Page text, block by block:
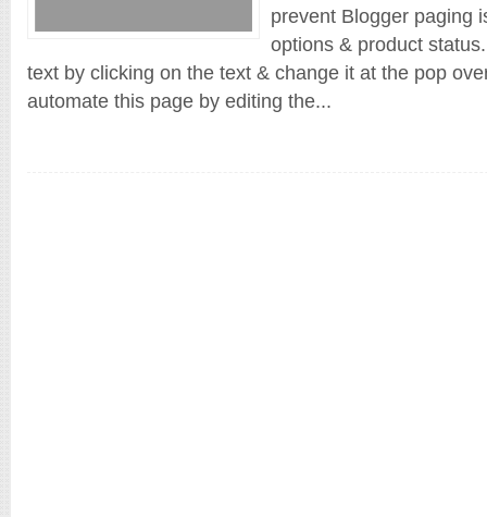
prevent Blogger paging
options & product
text by clicking on the text & change it at the pop
automate this page by editing the...